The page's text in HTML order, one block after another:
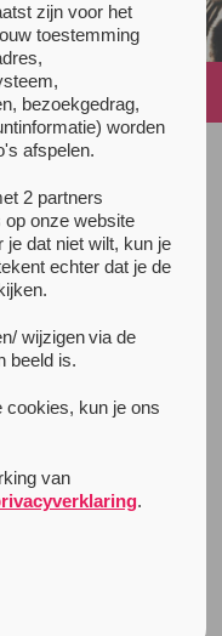
zijn voor het
toestemming
bezoekgedrag,
worden
afspelen.
2 partners
op onze website
je dat niet wilt, kun je
echter dat je de
wijzigen via de
beeld is.
cookies, kun je ons
van
.